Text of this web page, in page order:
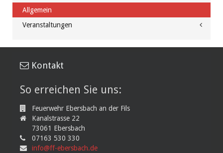
Allgemein
Veranstaltungen
Kontakt
So erreichen Sie uns:
Feuerwehr Ebersbach an der Fils
Kanalstrasse 22
73061 Ebersbach
07163 530 330
info@ff-ebersbach.de